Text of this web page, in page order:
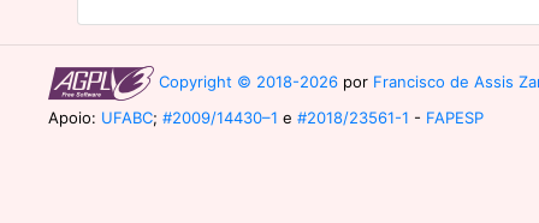
Copyright © 2018-2026 por Francisco de Assis
Apoio: UFABC; #2009/14430–1 e #2018/23561-1 - FAPESP